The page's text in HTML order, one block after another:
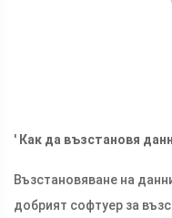
' Как да възстановя
Възстановяване на
добрият софтуер за